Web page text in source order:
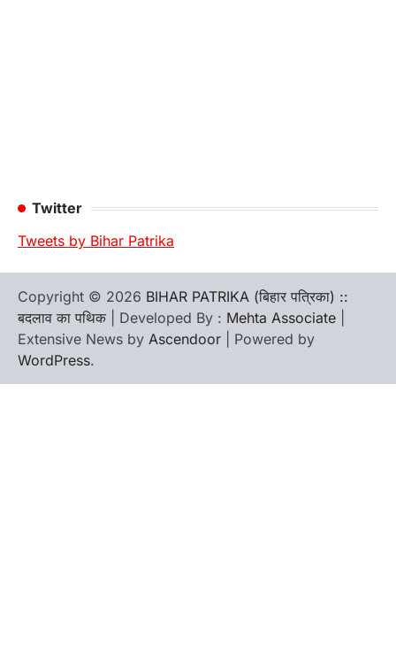
Twitter
Tweets by Bihar Patrika
Copyright © 2026 BIHAR PATRIKA (बिहार पत्रिका) ::
बदलाव का पथिक | Developed By : Mehta Associate
Extensive News by Ascendoor | Powered by
WordPress.